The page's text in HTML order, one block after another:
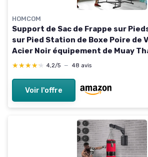
HOMCOM
Support de Sac de Frappe sur
sur Pied Station de Boxe Poire de
Acier Noir équipement de Muay
Arts Martiaux, Gym
★★★★★
★★★★★ 4,2/5 — 48 avis
Voir l'offre